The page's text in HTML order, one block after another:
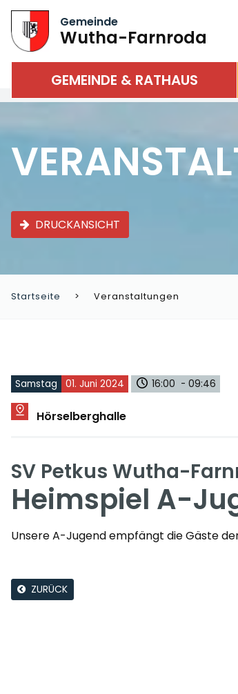
Gemeinde
Wutha-Farnroda
GEMEINDE & RATHAUS
DRUCKANSICHT
Startseite Veranstaltungen
Samstag 01. Juni 2024 16:00 - 09:46
Hörselberghalle
SV Petkus Wutha-
Heimspiel A-
Unsere A-Jugend empfängt die Gäste
ZURÜCK